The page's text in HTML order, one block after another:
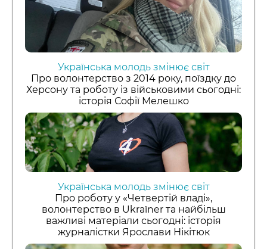
Українська молодь змінює світ
Про волонтерство з 2014 року, поїздку до
Херсону та роботу із військовими сьогодні:
історія Софії Мелешко
Українська молодь змінює світ
Про роботу у «Четвертій владі»,
волонтерство в Ukraїner та найбільш
важливі матеріали сьогодні: історія
журналістки Ярослави Нікітюк